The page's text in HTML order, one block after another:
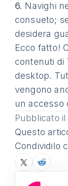
6. Navighi
consueto;
desidera
Ecco fatto!
contenuti di
desktop.
vengono
un accesso
Pubblicato il
Questo
Condividilo